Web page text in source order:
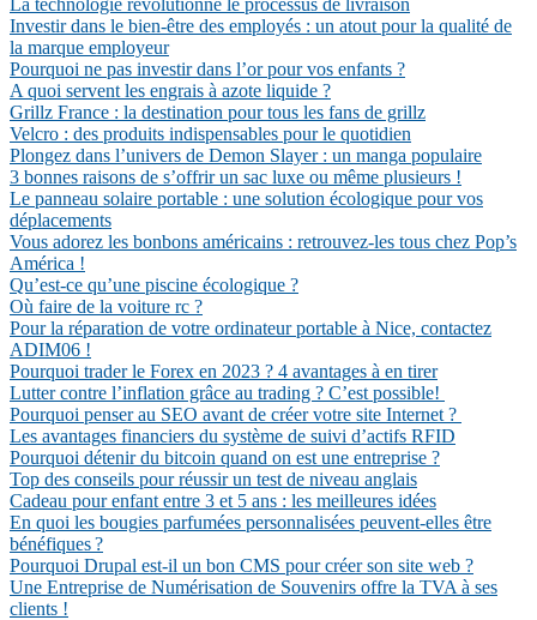
La technologie révolutionne le processus de livraison
Investir dans le bien-être des employés : un atout pour la qualité de
la marque employeur
Pourquoi ne pas investir dans l’or pour vos enfants ?
A quoi servent les engrais à azote liquide ?
Grillz France : la destination pour tous les fans de grillz
Velcro : des produits indispensables pour le quotidien
Plongez dans l’univers de Demon Slayer : un manga populaire
3 bonnes raisons de s’offrir un sac luxe ou même plusieurs !
Le panneau solaire portable : une solution écologique pour vos
déplacements
Vous adorez les bonbons américains : retrouvez-les tous chez Pop’s
América !
Qu’est-ce qu’une piscine écologique ?
Où faire de la voiture rc ?
Pour la réparation de votre ordinateur portable à Nice, contactez
ADIM06 !
Pourquoi trader le Forex en 2023 ? 4 avantages à en tirer
Lutter contre l’inflation grâce au trading ? C’est possible!
Pourquoi penser au SEO avant de créer votre site Internet ?
Les avantages financiers du système de suivi d’actifs RFID
Pourquoi détenir du bitcoin quand on est une entreprise ?
Top des conseils pour réussir un test de niveau anglais
Cadeau pour enfant entre 3 et 5 ans : les meilleures idées
En quoi les bougies parfumées personnalisées peuvent-elles être
bénéfiques ?
Pourquoi Drupal est-il un bon CMS pour créer son site web ?
Une Entreprise de Numérisation de Souvenirs offre la TVA à ses
clients !